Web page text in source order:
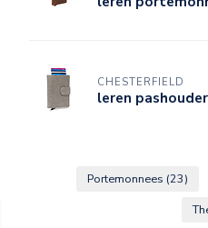
CHESTERFIELD
leren
Portemonnees (23)